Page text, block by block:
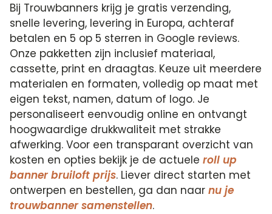
Bij Trouwbanners krijg je gratis verzending,
snelle levering, levering in Europa, achteraf
betalen en 5 op 5 sterren in Google reviews.
Onze pakketten zijn inclusief materiaal,
cassette, print en draagtas. Keuze uit meerdere
materialen en formaten, volledig op maat met
eigen tekst, namen, datum of logo. Je
personaliseert eenvoudig online en ontvangt
hoogwaardige drukkwaliteit met strakke
afwerking. Voor een transparant overzicht van
kosten en opties bekijk je de actueleroll up
banner bruiloft prijs. Liever direct starten met
ontwerpen en bestellen, ga dan naarnu je
trouwbanner samenstellen.